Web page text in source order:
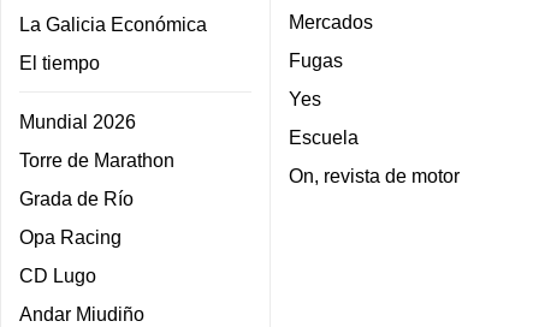
La Galicia Económica
El tiempo
Mundial 2026
Torre de Marathon
Grada de Río
Opa Racing
CD Lugo
Andar Miudiño
Mercados
Fugas
Yes
Escuela
On, revista de motor